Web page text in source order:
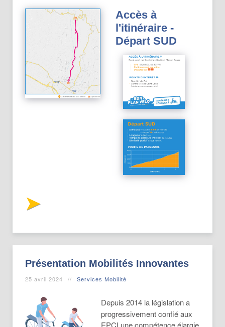
Accès à
l'itinéraire -
Départ SUD
Présentation Mobilités Innovantes
25 avril 2024 Services Mobilité
Depuis 2014 la législation a
progressivement confié aux
EPCI une compétence élargie